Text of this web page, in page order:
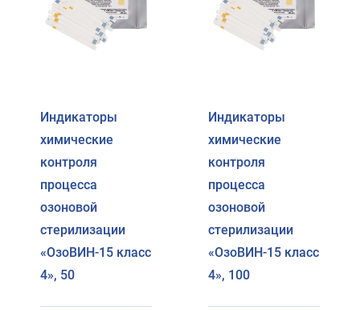
Индикаторы
химические
контроля
процесса
озоновой
стерилизации
«ОзоВИН-15 класс
4», 50
Индикаторы
химические
контроля
процесса
озоновой
стерилизации
«ОзоВИН-15 класс
4», 100